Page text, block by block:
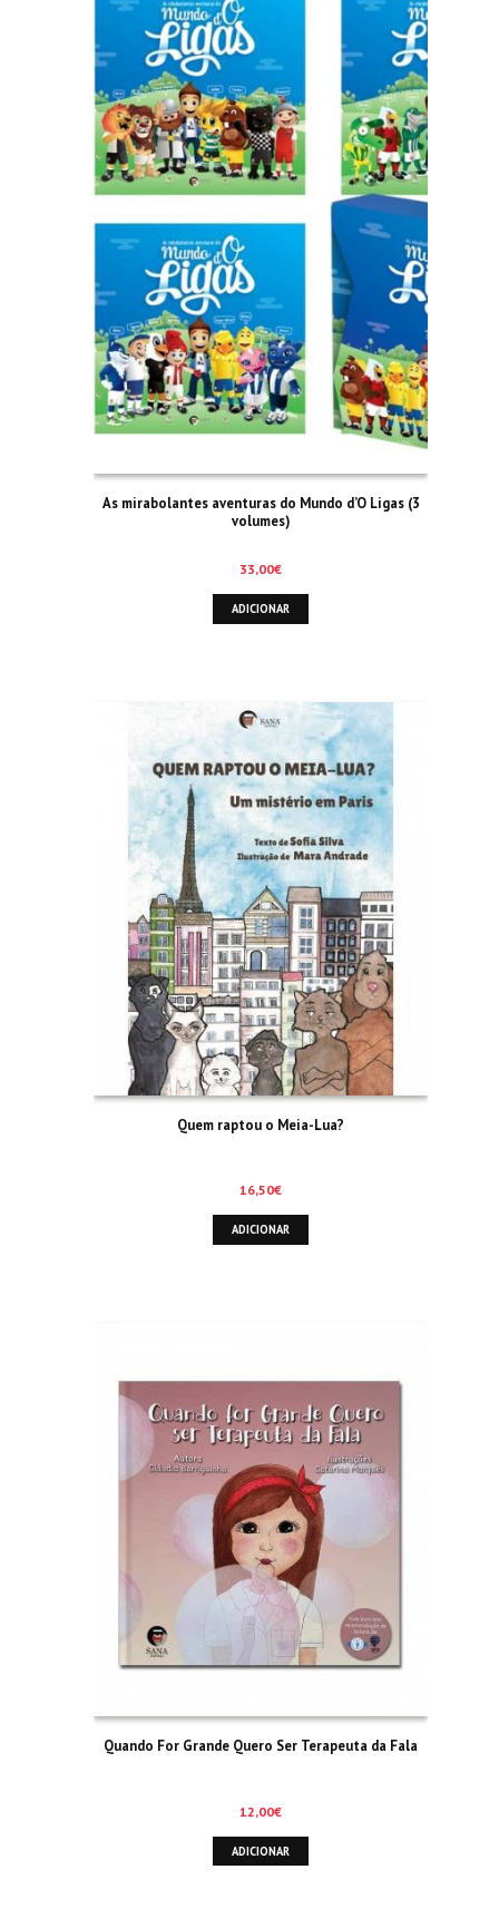
As mirabolantes aventuras do Mundo d’O Ligas (3
volumes)
33,00€
ADICIONAR
Quem raptou o Meia-Lua?
16,50€
ADICIONAR
Quando For Grande Quero Ser Terapeuta da Fala
12,00€
ADICIONAR